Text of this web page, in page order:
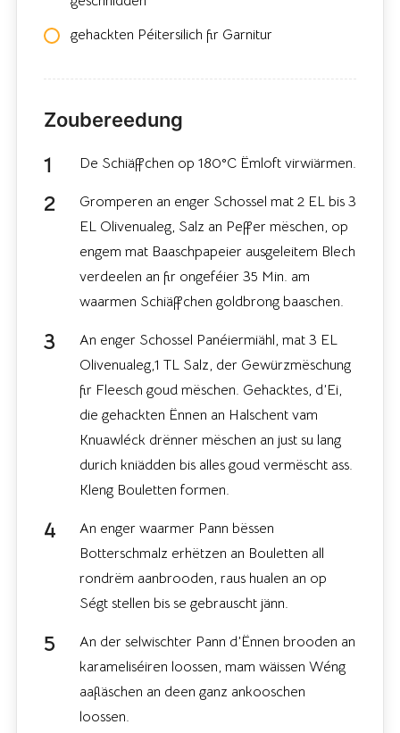
gehackten Péitersilich fir Garnitur
Zoubereedung
De Schiäffchen op 180°C Ëmloft virwiärmen.
Gromperen an enger Schossel mat 2 EL bis 3
EL Olivenualeg, Salz an Peffer mëschen, op
engem mat Baaschpapeier ausgeleitem Blech
verdeelen an fir ongeféier 35 Min. am
waarmen Schiäffchen goldbrong baaschen.
An enger Schossel Panéiermiähl, mat 3 EL
Olivenualeg,1 TL Salz, der Gewürzmëschung
fir Fleesch goud mëschen. Gehacktes, d’Ei,
die gehackten Ënnen an Halschent vam
Knuawléck drënner mëschen an just su lang
durich kniädden bis alles goud vermëscht ass.
Kleng Bouletten formen.
An enger waarmer Pann bëssen
Botterschmalz erhëtzen an Bouletten all
rondrëm aanbrooden, raus hualen an op
Ségt stellen bis se gebrauscht jänn.
An der selwischter Pann d’Ënnen brooden an
karameliséiren loossen, mam wäissen Wéng
aafläschen an deen ganz ankooschen
loossen.